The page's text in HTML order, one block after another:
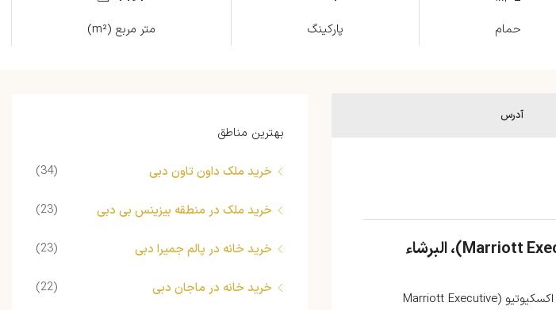
حمام
پارکینگ
متر مربع (m²)
آدرس
فروش آپارتمان ۲ خوابه لوکس در ماریوت اکسکیوتیو (Marriott Executive Apartments)، البرشاء
شرکت هوم‌لند ریالتی (Homeland Realty) با افتخار این آپارتمان ۲ خوابه شگفت‌انگیز را در ماریوت اکسکیوتیو (Marriott Executive
بهترین مناطق
خرید ملک داون تاون دبی (34)
خرید ملک در منطقه بیزینس بی دبی (23)
خرید خانه در پالم جمیرا دبی (23)
خرید خانه در ماجان دبی (22)